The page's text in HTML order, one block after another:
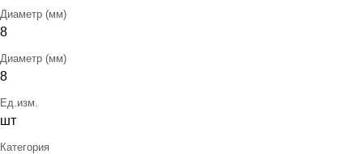
Диаметр (мм)
8
Диаметр (мм)
8
Ед.изм.
шт
Категория